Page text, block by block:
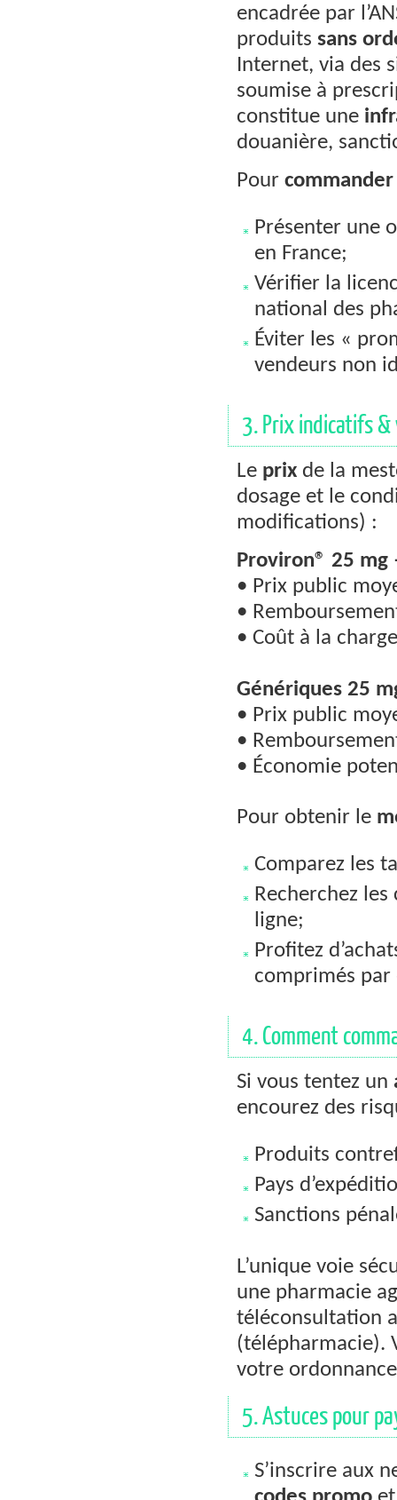
encadrée par
produits sans
Internet, via des
soumise à
constitue une
douanière,
Pour commander
Présenter une
en France;
Vérifier la
national des
Éviter les «
vendeurs non
3. Prix indicatifs &
Le prix de la
dosage et le
modifications) :
Proviron® 25 mg
• Prix public
•
• Coût à la
Génériques 25
• Prix public
•
• Économie
Pour obtenir le
Comparez les
Recherchez
ligne;
Profitez
comprimés par
4. Comment
Si vous tentez un
encourez des
Produits
Pays
Sanctions
L’unique voie
une pharmacie
téléconsultation
(télépharmacie).
votre
5. Astuces pour
S’inscrire aux